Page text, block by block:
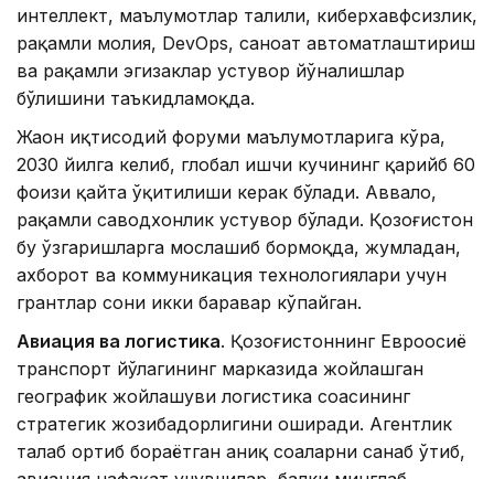
интеллект, маълумотлар таҳлили, киберхавфсизлик,
рақамли молия, DevOps, саноат автоматлаштириш
ва рақамли эгизаклар устувор йўналишлар
бўлишини таъкидламоқда.
Жаҳон иқтисодий форуми маълумотларига кўра,
2030 йилга келиб, глобал ишчи кучининг қарийб 60
фоизи қайта ўқитилиши керак бўлади. Аввало,
рақамли саводхонлик устувор бўлади. Қозоғистон
бу ўзгаришларга мослашиб бормоқда, жумладан,
ахборот ва коммуникация технологиялари учун
грантлар сони икки баравар кўпайган.
Авиация ва логистика. Қозоғистоннинг Евроосиё
транспорт йўлагининг марказида жойлашган
географик жойлашуви логистика соҳасининг
стратегик жозибадорлигини оширади. Агентлик
талаб ортиб бораётган аниқ соҳаларни санаб ўтиб,